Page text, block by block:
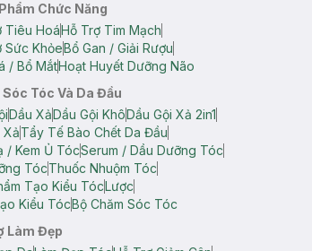
Chức Năng
Tiêu HoáHỗ Trợ Tim Mạch
Sức KhỏeBổ Gan / Giải Rượu
/ Bổ MắtHoạt Huyết Dưỡng Não
Sóc Tóc Và Da Đầu
Dầu XảDầu Gội KhôDầu Gội Xả 2in1
XảTẩy Tế Bào Chết Da Đầu
/ Kem Ủ TócSerum / Dầu Dưỡng Tóc
TócThuốc Nhuộm Tóc
Tạo Kiểu TócLược
Kiểu TócBộ Chăm Sóc Tóc
Làm Đẹp